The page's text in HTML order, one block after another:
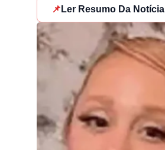
📌 Ler Resumo Da Notícia